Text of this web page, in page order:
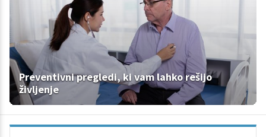
Preventivni pregledi, ki vam lahko rešijo
življenje